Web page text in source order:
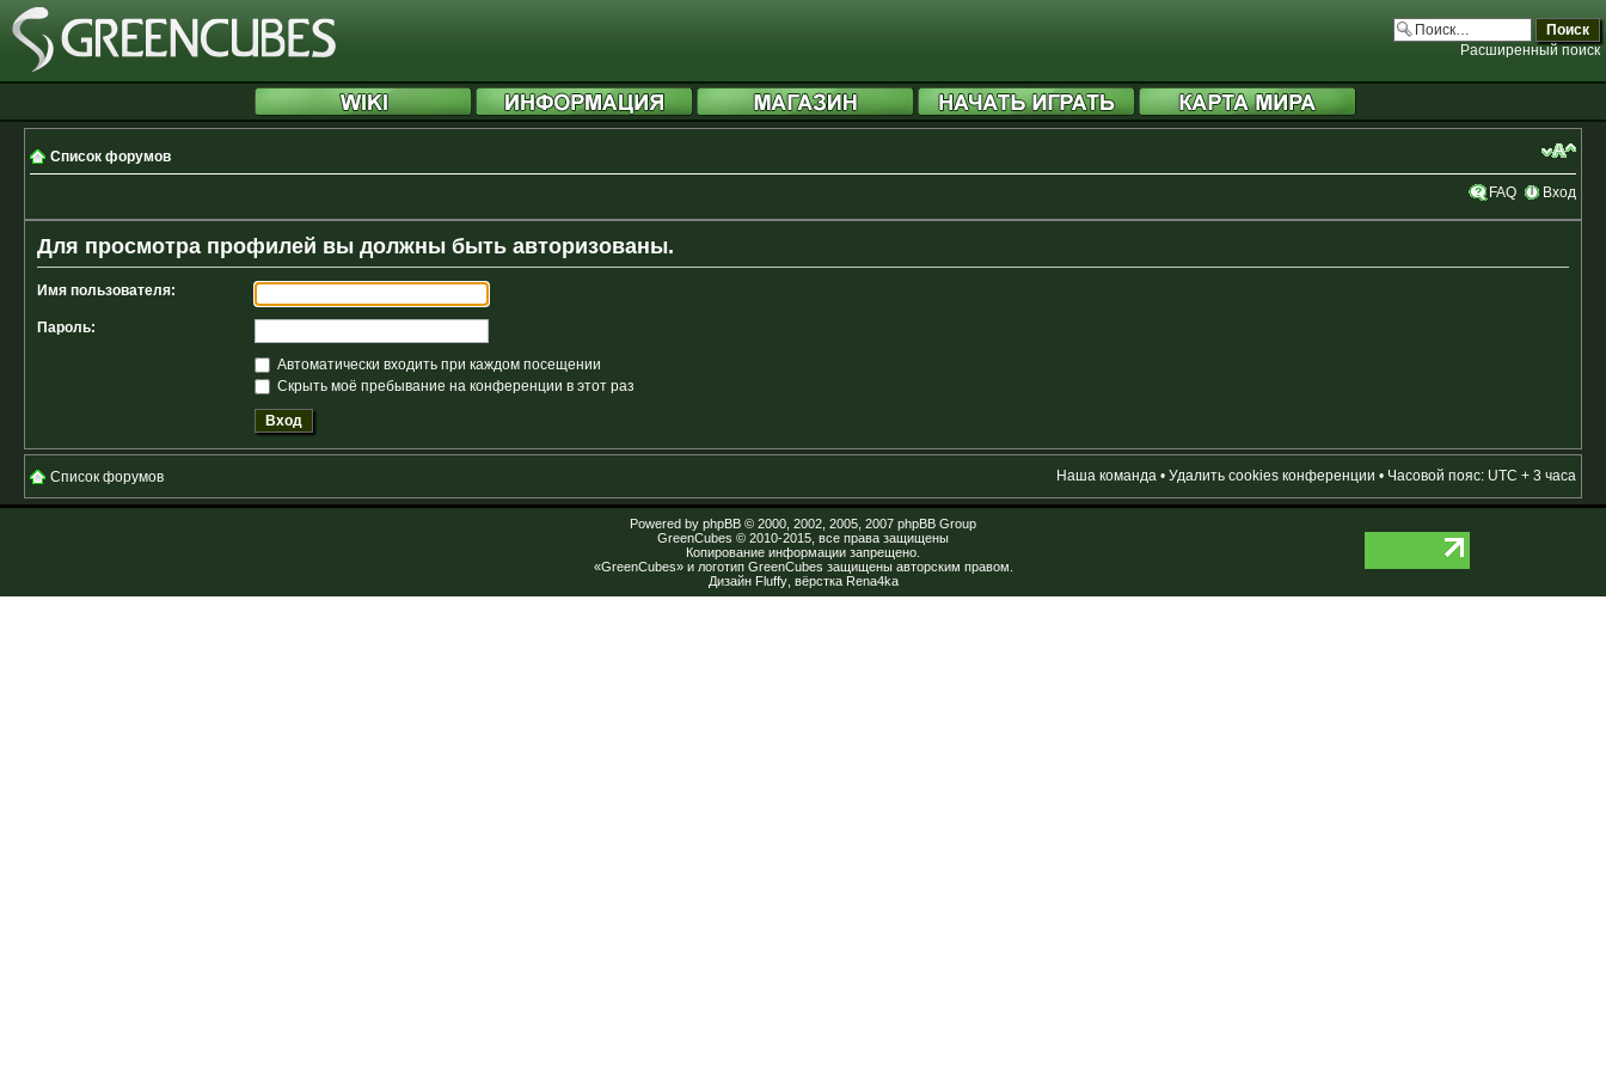
Расширенный поиск
Список форумов
FAQ Вход
Для просмотра профилей вы должны быть авторизованы.
Имя пользователя:
Пароль:
Автоматически входить при каждом посещении
Скрыть моё пребывание на конференции в этот раз
Список форумов Наша команда • Удалить cookies конференции • Часовой пояс: UTC + 3 часа
Powered by phpBB © 2000, 2002, 2005, 2007 phpBB Group
GreenCubes © 2010-2015, все права защищены
Копирование информации запрещено.
«GreenCubes» и логотип GreenCubes защищены авторским правом.
Дизайн Fluffy, вёрстка Rena4ka